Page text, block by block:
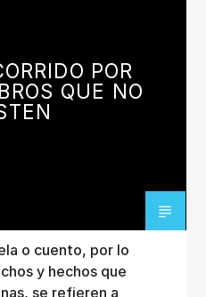
POR
QUE NO
o cuento, por lo
y hechos que
se refieren a